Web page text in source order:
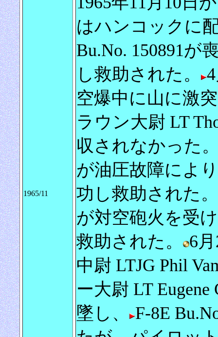
1965/11
はハンコックに
Bu.No. 150891が
し救助された。
空爆中に山に激
ラウン大尉 LT
収されなかった
が油圧故障によ
功し救助された。
が対空砲火を受
救助された。
6
中尉 LTJG Phil
ー大尉 LT
墜し、
F-8E